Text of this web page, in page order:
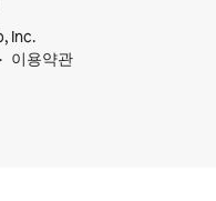
Inc.
이용약관